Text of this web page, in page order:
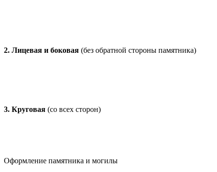
2. Лицевая и боковая (без обратной стороны памятника)
3. Круговая (со всех сторон)
Оформление памятника и могилы